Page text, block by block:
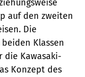
auf den zweiten
Die
Klassen
die Kawasaki-
Konzept des